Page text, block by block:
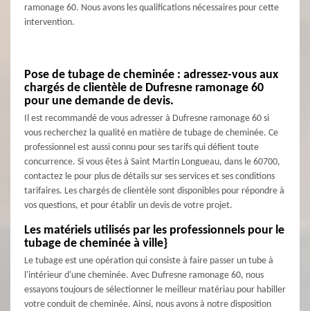
ramonage 60. Nous avons les qualifications nécessaires pour cette
intervention.
Pose de tubage de cheminée : adressez-vous aux
chargés de clientèle de Dufresne ramonage 60
pour une demande de devis.
Il est recommandé de vous adresser à Dufresne ramonage 60 si
vous recherchez la qualité en matière de tubage de cheminée. Ce
professionnel est aussi connu pour ses tarifs qui défient toute
concurrence. Si vous êtes à Saint Martin Longueau, dans le 60700,
contactez le pour plus de détails sur ses services et ses conditions
tarifaires. Les chargés de clientèle sont disponibles pour répondre à
vos questions, et pour établir un devis de votre projet.
Les matériels utilisés par les professionnels pour le
tubage de cheminée à ville}
Le tubage est une opération qui consiste à faire passer un tube à
l'intérieur d'une cheminée. Avec Dufresne ramonage 60, nous
essayons toujours de sélectionner le meilleur matériau pour habiller
votre conduit de cheminée. Ainsi, nous avons à notre disposition